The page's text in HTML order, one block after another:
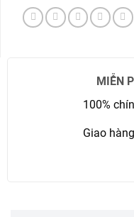
MIỄN
100%
Giao hàng